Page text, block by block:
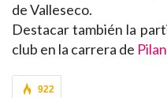
de Valleseco.
Destacar también la
club en la carrera de
922